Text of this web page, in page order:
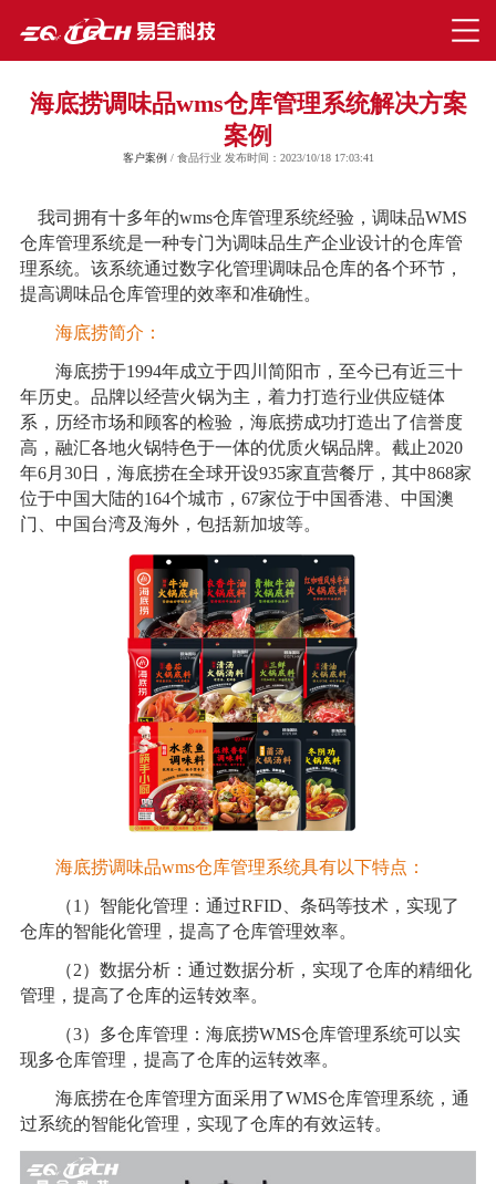
海底捞调味品wms仓库管理系统解决方案
案例
客户案例 / 食品行业 发布时间：2023/10/18 17:03:41
我司拥有十多年的wms仓库管理系统经验，调味品WMS
仓库管理系统是一种专门为调味品生产企业设计的仓库管
理系统。该系统通过数字化管理调味品仓库的各个环节，
提高调味品仓库管理的效率和准确性。
海底捞简介：
海底捞于1994年成立于四川简阳市，至今已有近三十
年历史。品牌以经营火锅为主，着力打造行业供应链体
系，历经市场和顾客的检验，海底捞成功打造出了信誉度
高，融汇各地火锅特色于一体的优质火锅品牌。截止2020
年6月30日，海底捞在全球开设935家直营餐厅，其中868家
位于中国大陆的164个城市，67家位于中国香港、中国澳
门、中国台湾及海外，包括新加坡等。
海底捞调味品wms仓库管理系统具有以下特点：
（1）智能化管理：通过RFID、条码等技术，实现了
仓库的智能化管理，提高了仓库管理效率。
（2）数据分析：通过数据分析，实现了仓库的精细化
管理，提高了仓库的运转效率。
（3）多仓库管理：海底捞WMS仓库管理系统可以实
现多仓库管理，提高了仓库的运转效率。
海底捞在仓库管理方面采用了WMS仓库管理系统，通
过系统的智能化管理，实现了仓库的有效运转。